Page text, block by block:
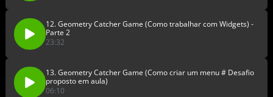
12. Geometry Catcher Game (Como trabalhar com Widgets) -
Parte 2
23:32
13. Geometry Catcher Game (Como criar um menu # Desafio
proposto em aula)
06:10